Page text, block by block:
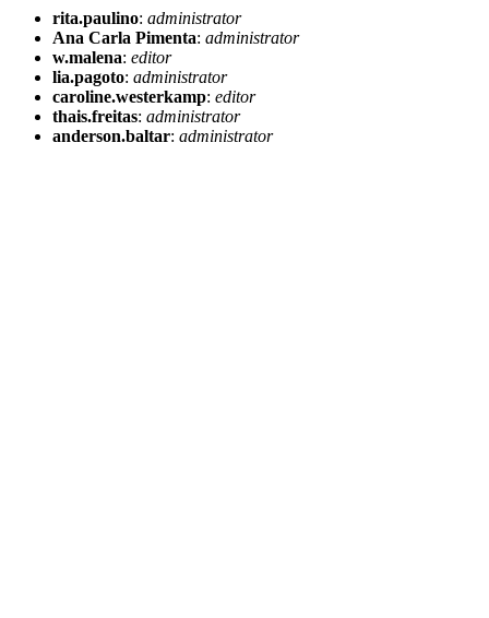
rita.paulino: administrator
Ana Carla Pimenta: administrator
w.malena: editor
lia.pagoto: administrator
caroline.westerkamp: editor
thais.freitas: administrator
anderson.baltar: administrator